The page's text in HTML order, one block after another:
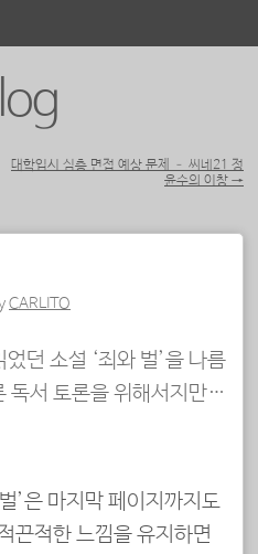
대학입시 심층 면접 예상 문제 – 씨네21 정
윤수의 이창 →
CARLITO
던 소설 ‘죄와 벌’을 나름
독서 토론을 위해서지만…
’은 마지막 페이지까지도
끈적한 느낌을 유지하면